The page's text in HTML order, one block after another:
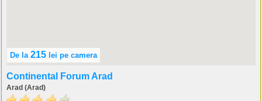
De la 215 lei pe camera
Continental Forum Arad
Arad (Arad)